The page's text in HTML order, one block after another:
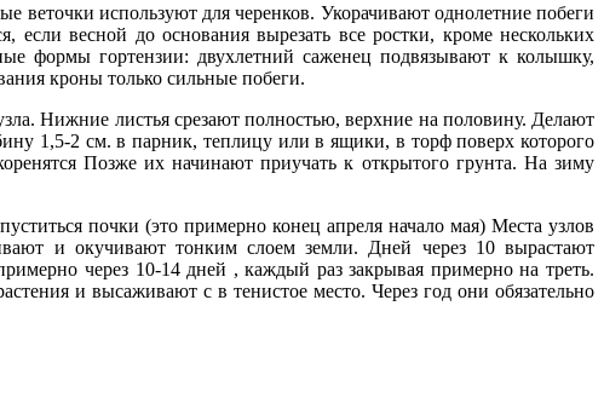
веточки используют для черенков. Укорачивают однолетние побеги
весной до основания вырезать все ростки, кроме нескольких
формы гортензии: двухлетний саженец подвязывают к колышку,
кроны только сильные побеги.
Нижние листья срезают полностью, верхние на половину. Делают
1,5-2 см. в парник, теплицу или в ящики, в торф поверх которого
Позже их начинают приучать к открытого грунта. На зиму
почки (это примерно конец апреля начало мая) Места узлов
и окучивают тонким слоем земли. Дней через 10 вырастают
через 10-14 дней , каждый раз закрывая примерно на треть.
и высаживают с в тенистое место. Через год они обязательно